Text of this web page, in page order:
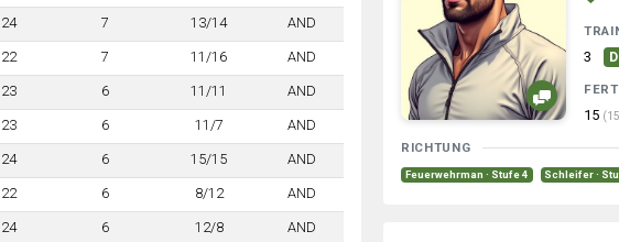
24 7 13/14 AND
22 7 11/16 AND
23 6 11/11 AND
23 6 11/7 AND
24 6 15/15 AND
22 6 8/12 AND
24 6 12/8 AND
3
15
RICHTUNG
Feuerwehrman · Stufe 4 Schleifer ·